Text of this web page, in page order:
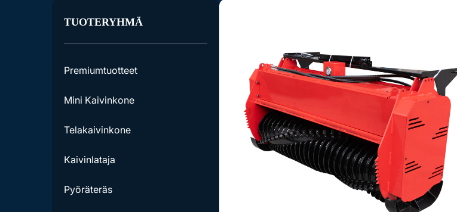
TUOTERYHMÄ
Premiumtuotteet
Mini Kaivinkone
Telakaivinkone
Kaivinlataja
Pyöräteräs